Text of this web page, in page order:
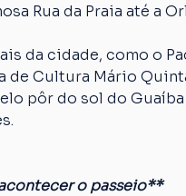
Rua da Praia até a
da cidade, como o
de Cultura Mário
pôr do sol do
o passeio**